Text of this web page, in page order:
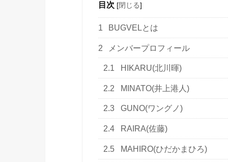
目次 [閉じる]
1 BUGVELとは
2 メンバープロフィール
2.1 HIKARU(北川暉)
2.2 MINATO(井上港人)
2.3 GUNO(ワングノ)
2.4 RAIRA(佐藤)
2.5 MAHIRO(ひだかまひろ)